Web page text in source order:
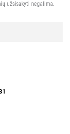
užsisakyti negalima.